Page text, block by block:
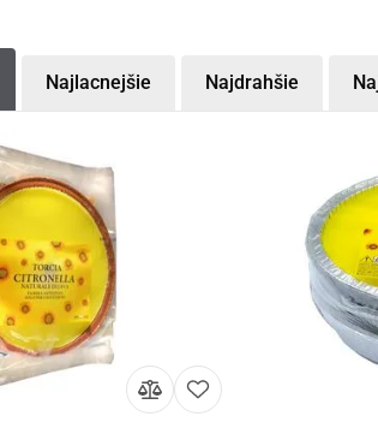
Najlacnejšie Najdrahšie